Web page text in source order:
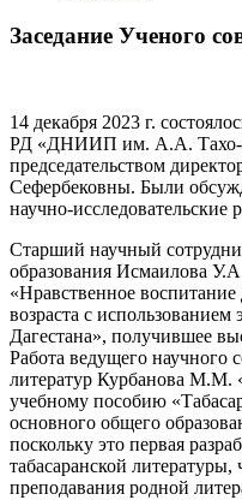
Заседание Ученого
14 декабря 2023 г.
РД «ДНИИП им. А.А. Тахо-
председательством
Сефербековны. Были
научно-исследовательские
Старший научный
образования Исмаилова
«Нравственное
возраста с
Дагестана», получившее
Работа ведущего научного
литератур Курбанова М.М.
учебному пособию
основного общего
поскольку это первая
табасаранской
преподавания родной